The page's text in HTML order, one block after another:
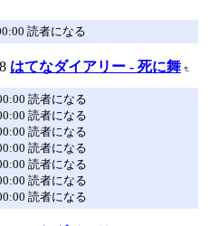
読者になる
はてなダイアリー - 死に舞
読者になる
読者になる
読者になる
読者になる
読者になる
読者になる
読者になる